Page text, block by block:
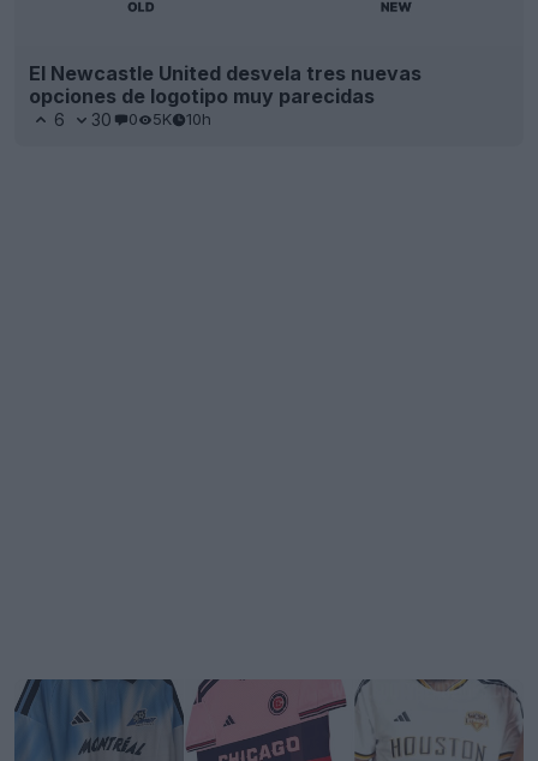
El Newcastle United desvela tres nuevas
opciones de logotipo muy parecidas
6 30 0 5K 10h